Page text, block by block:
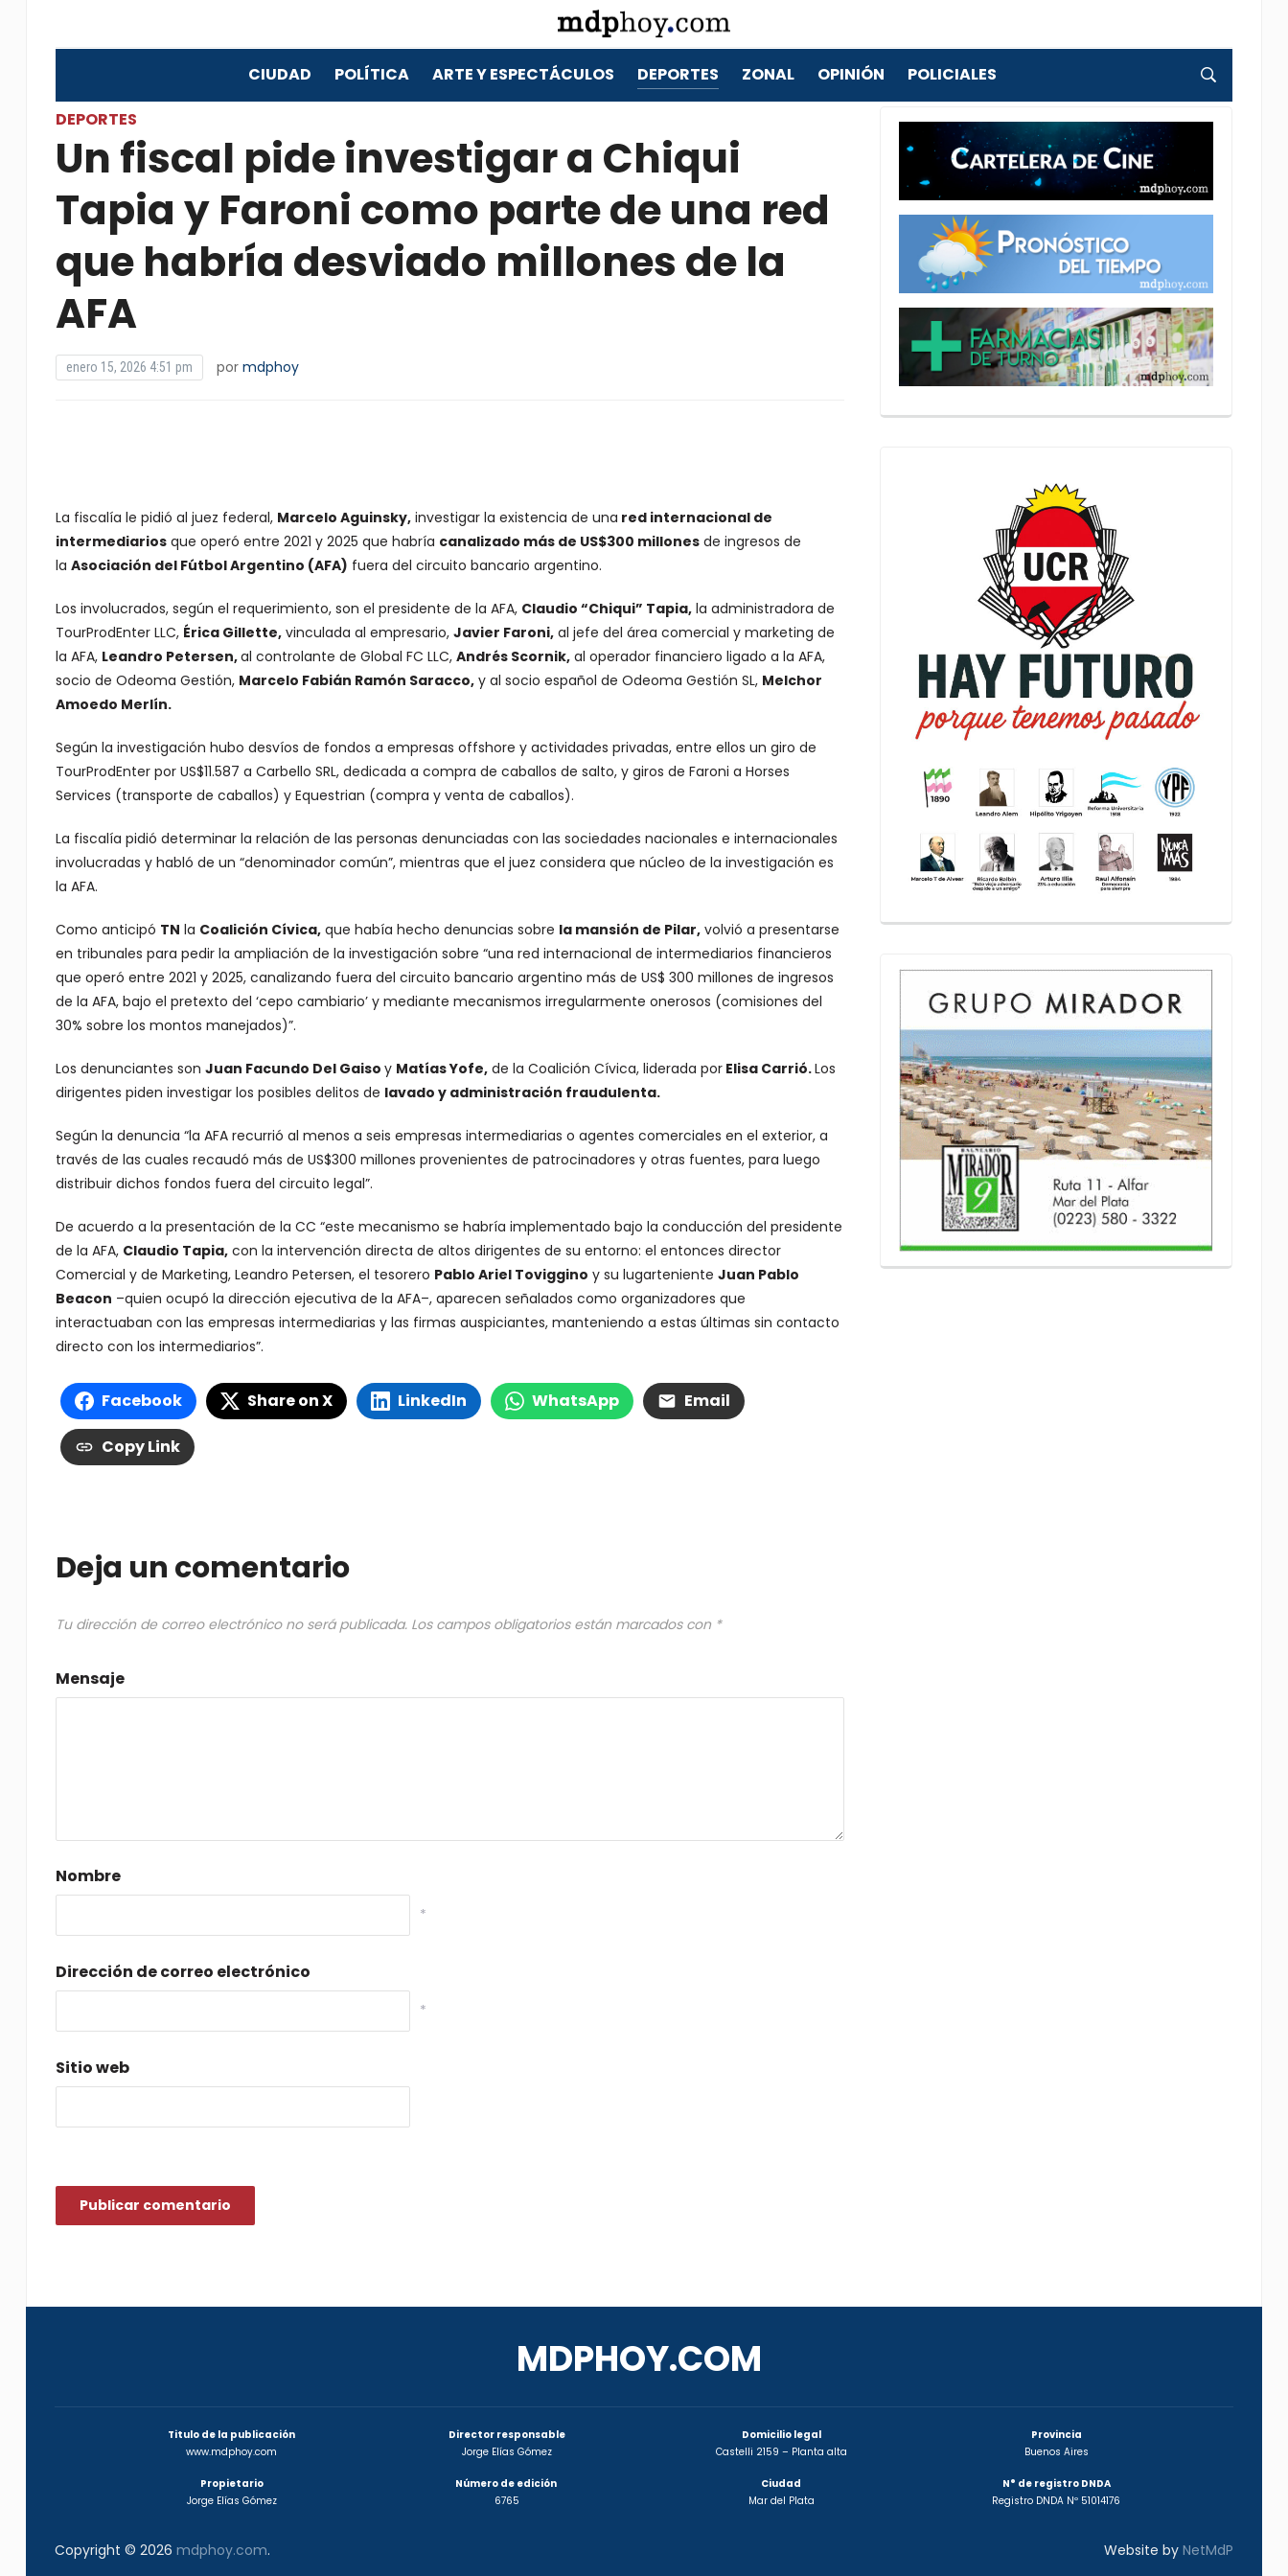
CIUDAD POLÍTICA ARTE Y ESPECTÁCULOS DEPORTES ZONAL OPINIÓN POLICIALES
DEPORTES
Un fiscal pide investigar a Chiqui
Tapia y Faroni como parte de una red
que habría desviado millones de la
AFA
enero 15, 2026 4:51 pm por mdphoy
La fiscalía le pidió al juez federal, Marcelo Aguinsky,investigar la existencia de una red internacional de
intermediariosque operó entre 2021 y 2025 que habría canalizado más de US$300 millonesde ingresos de
la Asociación del Fútbol Argentino (AFA) fuera del circuito bancario argentino.
Los involucrados, según el requerimiento, son el presidente de la AFA, Claudio “Chiqui” Tapia,la administradora de
TourProdEnter LLC, Érica Gillette,vinculada al empresario, Javier Faroni,al jefe del área comercial y marketing de
la AFA, Leandro Petersen,al controlante de Global FC LLC, Andrés Scornik,al operador financiero ligado a la AFA,
socio de Odeoma Gestión, Marcelo Fabián Ramón Saracco,y al socio español de Odeoma Gestión SL, Melchor
Amoedo Merlín.
Según la investigación hubo desvíos de fondos a empresas offshore y actividades privadas, entre ellos un giro de
TourProdEnter por US$11.587 a Carbello SRL, dedicada a compra de caballos de salto, y giros de Faroni a Horses
Services (transporte de caballos) y Equestrian (compra y venta de caballos).
La fiscalía pidió determinar la relación de las personas denunciadas con las sociedades nacionales e internacionales
involucradas y habló de un “denominador común”, mientras que el juez considera que núcleo de la investigación es
la AFA.
Como anticipó TN la Coalición Cívica,que había hecho denuncias sobre la mansión de Pilar,volvió a presentarse
en tribunales para pedir la ampliación de la investigación sobre “una red internacional de intermediarios financieros
que operó entre 2021 y 2025, canalizando fuera del circuito bancario argentino más de US$ 300 millones de ingresos
de la AFA, bajo el pretexto del ‘cepo cambiario’ y mediante mecanismos irregularmente onerosos (comisiones del
30% sobre los montos manejados)”.
Los denunciantes son Juan Facundo Del Gaiso y Matías Yofe,de la Coalición Cívica, liderada porElisa Carrió.Los
dirigentes piden investigar los posibles delitos de lavado y administración fraudulenta.
Según la denuncia “la AFA recurrió al menos a seis empresas intermediarias o agentes comerciales en el exterior, a
través de las cuales recaudó más de US$300 millones provenientes de patrocinadores y otras fuentes, para luego
distribuir dichos fondos fuera del circuito legal”.
De acuerdo a la presentación de la CC “este mecanismo se habría implementado bajo la conducción del presidente
de la AFA, Claudio Tapia,con la intervención directa de altos dirigentes de su entorno: el entonces director
Comercial y de Marketing, Leandro Petersen, el tesorero Pablo Ariel Toviggino y su lugarteniente Juan Pablo
Beacon –quien ocupó la dirección ejecutiva de la AFA–, aparecen señalados como organizadores que
interactuaban con las empresas intermediarias y las firmas auspiciantes, manteniendo a estas últimas sin contacto
directo con los intermediarios”.
Facebook Share on X LinkedIn WhatsApp Email
Copy Link
Deja un comentario
Tu dirección de correo electrónico no será publicada. Los campos obligatorios están marcados con *
Mensaje
Nombre
*
Dirección de correo electrónico
*
Sitio web
MDPHOY.COM
Titulo de la publicación
www.mdphoy.com
Propietario
Jorge Elías Gómez
Director responsable
Jorge Elías Gómez
Número de edición
6765
Domicilio legal
Castelli 2159 – Planta alta
Ciudad
Mar del Plata
Provincia
Buenos Aires
N° de registro DNDA
Registro DNDA Nº 51014176
Copyright © 2026 mdphoy.com. Website byNetMdP